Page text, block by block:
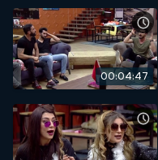
00:04:47